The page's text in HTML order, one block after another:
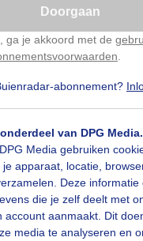
Doorgaan
ga je akkoord met de
abonnement?
van DPG Media.
Media gebruiken
apparaat, locatie,
Deze informatie
die je zelf deelt met
account aanmaakt. Dit
media te analyseren en
zon
niet, misschien later
en wil je niet elke dag
hierom dit aan te